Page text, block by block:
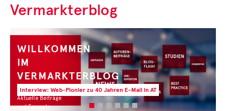
Vermarkterblog
WILLKOMMEN
IM
VERMARKTERBLOG
Aktuelle Beiträge
und Formate
Interview: Web-Pionier zu 40 Jahren E-Mail in AT